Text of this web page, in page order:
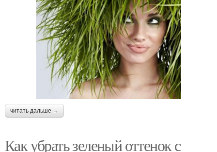
читать дальше →
Как убрать зеленый оттенок с